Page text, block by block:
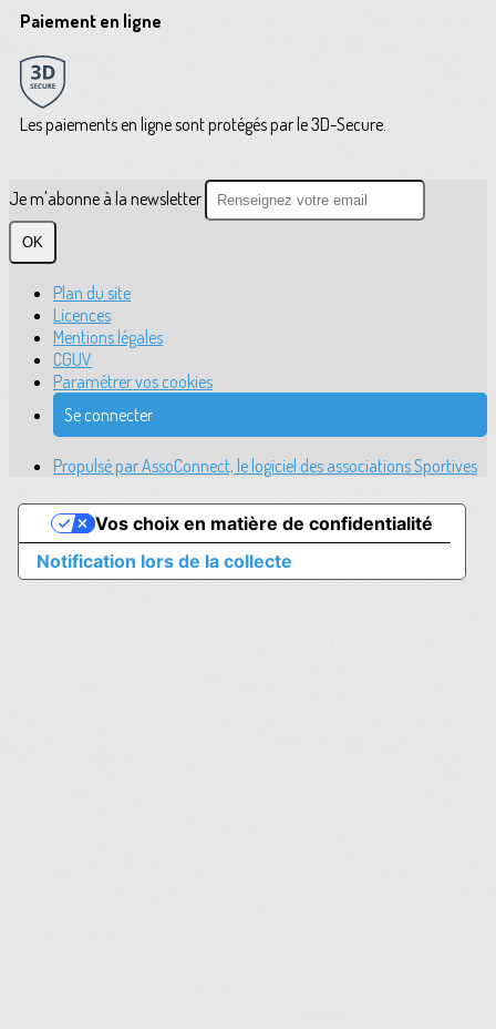
Paiement en ligne
Les paiements en ligne sont protégés par le 3D-Secure.
Je m'abonne à la newsletter
OK
Plan du site
Licences
Mentions légales
CGUV
Paramétrer vos cookies
Se connecter
Propulsé par AssoConnect, le logiciel des associations Sportives
Notification lors de la collecte
Vos choix en matière de confidentialité